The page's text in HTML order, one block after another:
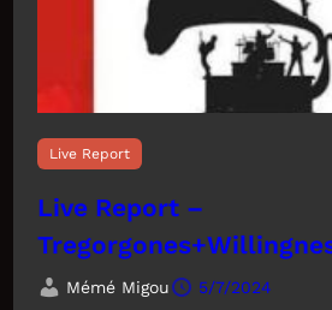
Live Report
Live Report –
Mémé Migou 5/7/2024